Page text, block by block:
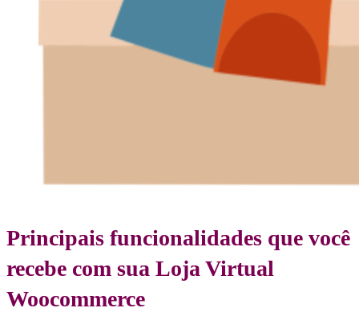
Principais funcionalidades que você
recebe com sua Loja Virtual
Woocommerce